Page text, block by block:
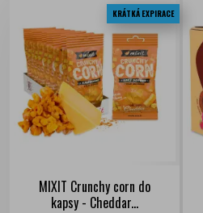
MIXIT Crunchy corn do
kapsy - Cheddar...
KRÁTKÁ EXPIRACE